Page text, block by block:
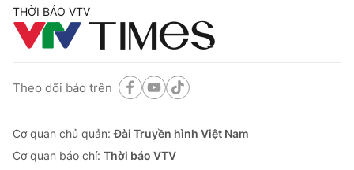
THỜI BÁO VTV
Theo dõi báo trên
Cơ quan chủ quản:Đài Truyền hình Việt Nam
Cơ quan báo chí: Thời báo VTV